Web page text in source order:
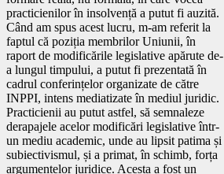
practicienilor în insolvență a putut fi auzită.
Când am spus acest lucru, m-am referit la
faptul că poziția membrilor Uniunii, în
raport de modificările legislative apărute de-
a lungul timpului, a putut fi prezentată în
cadrul conferințelor organizate de către
INPPI, intens mediatizate în mediul juridic.
Practicienii au putut astfel, să semnaleze
derapajele acelor modificări legislative într-
un mediu academic, unde au lipsit patima și
subiectivismul, și a primat, în schimb, forța
argumentelor juridice. Acesta a fost un